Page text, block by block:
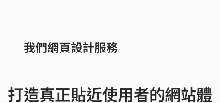
我們網頁設計服務
打造真正貼近使用者的網站體